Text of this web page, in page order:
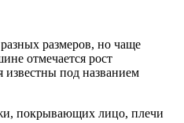
размеров, но чаще
отмечается рост
под названием
покрывающих лицо, плечи